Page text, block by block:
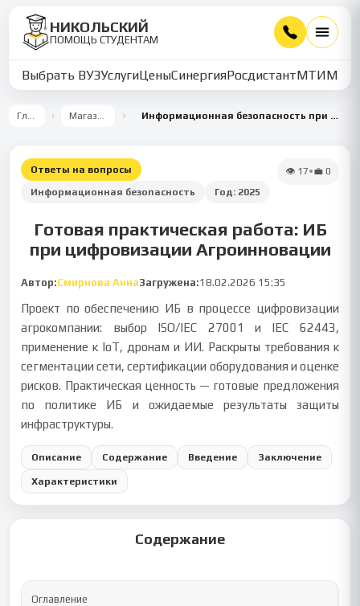
НИКОЛЬСКИЙ
ПОМОЩЬ СТУДЕНТАМ
Выбрать ВУЗУслугиЦеныСинергияРосдистантМТИММУ
Главная Магазин работ Информационная безопасность при цифровизации агропредприятия «Агроинновации»
Ответы на вопросы
Информационная безопасность
Год: 2025
👁 17•💼 0
Готовая практическая работа: ИБ
при цифровизации Агроинновации
Автор:Смирнова АннаЗагружена:18.02.2026 15:35
Проект по обеспечению ИБ в процессе цифровизации
агрокомпании: выбор ISO/IEC 27001 и IEC 62443,
применение к IoT, дронам и ИИ. Раскрыты требования к
сегментации сети, сертификации оборудования и оценке
рисков. Практическая ценность — готовые предложения
по политике ИБ и ожидаемые результаты защиты
инфраструктуры.
Описание Содержание Введение Заключение
Характеристики
Содержание
Оглавление